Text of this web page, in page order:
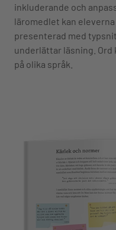
inkluderande och
läromedlet kan
presenterad med
underlättar läsning. Ord
på olika språk.